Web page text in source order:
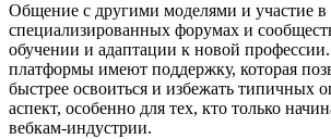
Общение с другими моделями и участие в
специализированных форумах и
обучении и адаптации к новой
платформы имеют поддержку, которая
быстрее освоиться и избежать типичных
аспект, особенно для тех, кто только
вебкам-индустрии.